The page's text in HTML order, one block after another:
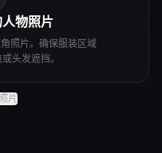
物照片
照片。确保服装区域
头发遮挡。
片